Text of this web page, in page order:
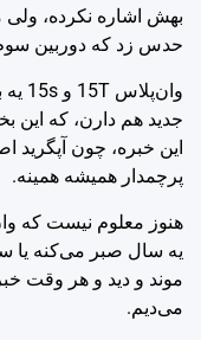
بهش اشاره نکرده،
حدس زد که دوربین سوم
جدید هم دارن، که این
این خبره، چون
پرچمدار همیشه همینه.
هنوز معلوم نیست که
یه سال صبر می‌کنه یا
موند و دید و هر وقت
می‌دیم.